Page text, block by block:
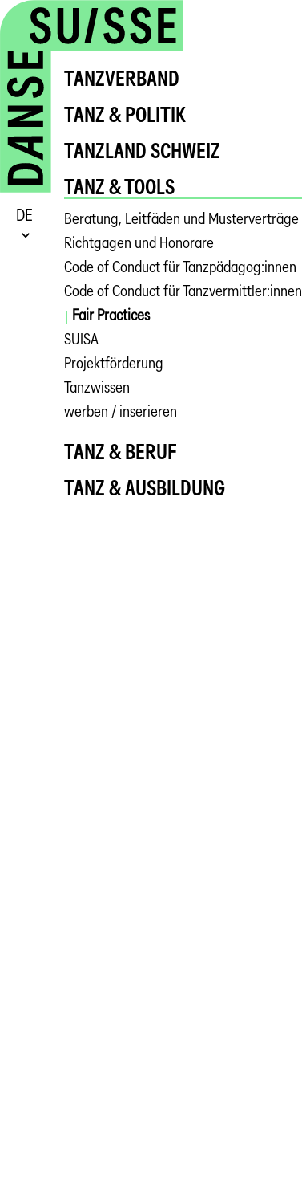
DE
TANZVERBAND
TANZ & POLITIK
TANZLAND SCHWEIZ
TANZ & TOOLS
Beratung, Leitfäden und Musterverträge
Richtgagen und Honorare
Code of Conduct für Tanzpädagog:innen
Code of Conduct für Tanzvermittler:innen
Fair Practices
SUISA
Projektförderung
Tanzwissen
werben / inserieren
TANZ & BERUF
TANZ & AUSBILDUNG